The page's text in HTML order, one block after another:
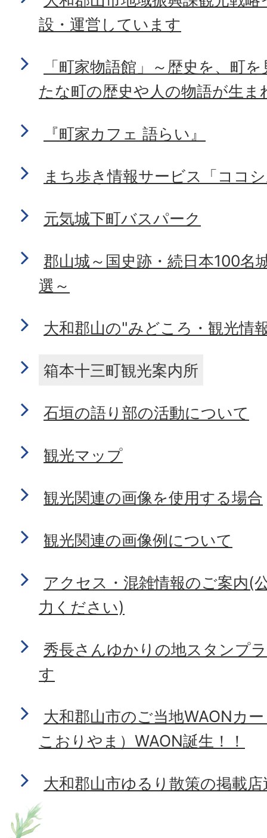
設・運営しています
「町家物語館」～歴史を、町
たな町の歴史や人の物語が生ま
『町家カフェ 語らい』
まち歩き情報サービス「ココ
元気城下町バスパーク
郡山城～国史跡・続日本100名
選～
大和郡山の"みどころ・観光情
箱本十三町観光案内所
石垣の語り部の活動について
観光マップ
観光関連の画像を使用する場合
観光関連の画像例について
アクセス・混雑情報のご案内(
力ください)
秀長さんゆかりの地スタンプ
す
大和郡山市のご当地WAONカ
こおりやま）WAON誕生！！
大和郡山市ゆるり散策の掲載